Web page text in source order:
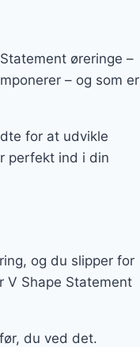
øreringe –
– og som er
for at udvikle
perfekt ind i din
og du slipper for
V Shape Statement
du ved det.